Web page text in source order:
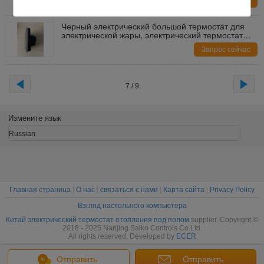
Черный электрический большой термостат для
электрической жары, электрический термостат
Запрос сейчас
7 / 9
Отправить Отправить
Измените язык
Russian
Главная страница О нас связаться с нами Карта сайта
Privacy Policy
Взгляд настольного компьютера
Китай электрический термостат отопления под полом supplier. Copyright ©
2018 - 2025 Nanjing Saiko Controls Co.Ltd.
All rights reserved. Developed by ECER